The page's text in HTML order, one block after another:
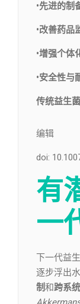
•先进的制
•改善药品
•增强个体
•安全性与
传统益生
编辑​
doi:
有
一
下一代益
逐步浮出
制和跨系